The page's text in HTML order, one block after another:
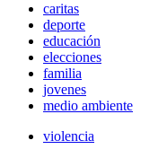
caritas
deporte
educación
elecciones
familia
jovenes
medio ambiente
violencia